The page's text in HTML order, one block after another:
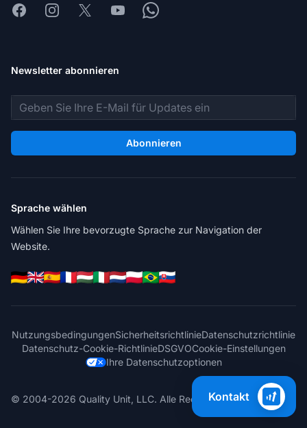
FacebookInstagram
X YoutubeWhatsapp
Newsletter abonnieren
E-Mail-Adresse
Abonnieren
Sprache wählen
Wählen Sie Ihre bevorzugte Sprache zur Navigation der
Website.
NutzungsbedingungenSicherheitsrichtlinieDatenschutzrichtlinie
Datenschutz-Cookie-RichtlinieDSGVOCookie-Einstellungen
Ihre Datenschutzoptionen
© 2004-2026 Quality Unit, LLC. Alle Rechte vorbehalten.
Kontakt